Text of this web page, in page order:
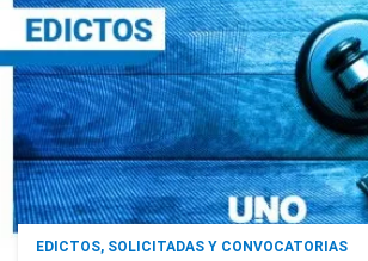
EDICTOS, SOLICITADAS Y CONVOCATORIAS